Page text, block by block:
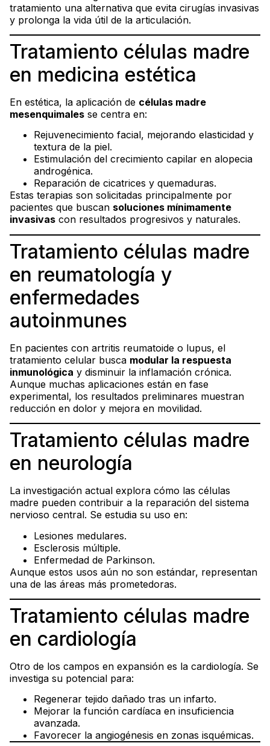
tratamiento una alternativa que evita cirugías invasivas
y prolonga la vida útil de la articulación.
Tratamiento células madre
en medicina estética
En estética, la aplicación de células madre
mesenquimales se centra en:
Rejuvenecimiento facial, mejorando elasticidad y
textura de la piel.
Estimulación del crecimiento capilar en alopecia
androgénica.
Reparación de cicatrices y quemaduras.
Estas terapias son solicitadas principalmente por
pacientes que buscan soluciones mínimamente
invasivas con resultados progresivos y naturales.
Tratamiento células madre
en reumatología y
enfermedades
autoinmunes
En pacientes con artritis reumatoide o lupus, el
tratamiento celular busca modular la respuesta
inmunológica y disminuir la inflamación crónica.
Aunque muchas aplicaciones están en fase
experimental, los resultados preliminares muestran
reducción en dolor y mejora en movilidad.
Tratamiento células madre
en neurología
La investigación actual explora cómo las células
madre pueden contribuir a la reparación del sistema
nervioso central. Se estudia su uso en:
Lesiones medulares.
Esclerosis múltiple.
Enfermedad de Parkinson.
Aunque estos usos aún no son estándar, representan
una de las áreas más prometedoras.
Tratamiento células madre
en cardiología
Otro de los campos en expansión es la cardiología. Se
investiga su potencial para:
Regenerar tejido dañado tras un infarto.
Mejorar la función cardíaca en insuficiencia
avanzada.
Favorecer la angiogénesis en zonas isquémicas.